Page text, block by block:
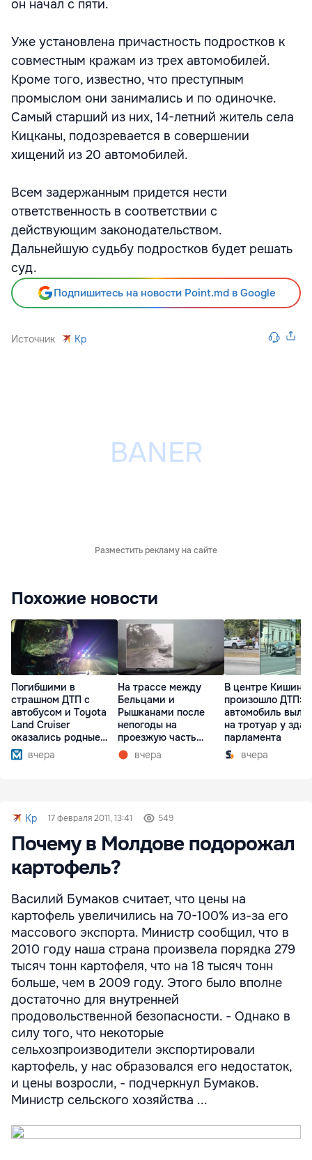
он начал с пяти.
Уже установлена причастность подростков к
совместным кражам из трех автомобилей.
Кроме того, известно, что преступным
промыслом они занимались и по одиночке.
Самый старший из них, 14-летний житель села
Кицканы, подозревается в совершении
хищений из 20 автомобилей.
Всем задержанным придется нести
ответственность в соответствии с
действующим законодательством.
Дальнейшую судьбу подростков будет решать
суд.
Подпишитесь на новости Point.md в Google
Источник Kp
Разместить рекламу на сайте
Похожие новости
Погибшими в
страшном ДТП с
автобусом и Toyota
Land Cruiser
оказались родные
братьявчера
На трассе между
Бельцами и
Рышканами после
непогоды на
проезжую часть
упали деревья
вчера
В центре
произошло ДТП:
автомобиль
на тротуар у
парламента
вчера
Kp 17 февраля 2011, 13:41 549
Почему в Молдове подорожал
картофель?
Василий Бумаков считает, что цены на
картофель увеличились на 70-100% из-за его
массового экспорта. Министр сообщил, что в
2010 году наша страна произвела порядка 279
тысяч тонн картофеля, что на 18 тысяч тонн
больше, чем в 2009 году. Этого было вполне
достаточно для внутренней
продовольственной безопасности. - Однако в
силу того, что некоторые
сельхозпроизводители экспортировали
картофель, у нас образовался его недостаток,
и цены возросли, - подчеркнул Бумаков.
Министр сельского хозяйства ...